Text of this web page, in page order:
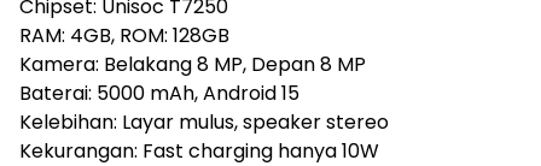
Chipset: Unisoc T7250
RAM: 4GB, ROM: 128GB
Kamera: Belakang 8 MP, Depan 8 MP
Baterai: 5000 mAh, Android 15
Kelebihan: Layar mulus, speaker stereo
Kekurangan: Fast charging hanya 10W